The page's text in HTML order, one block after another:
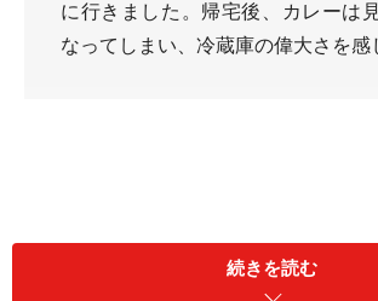
に行きました。帰宅後、カレーは
なってしまい、冷蔵庫の偉大さを感
続きを読む